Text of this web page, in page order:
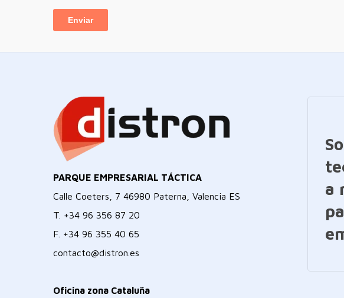
PARQUE EMPRESARIAL TÁCTICA
Calle Coeters, 7 46980 Paterna, Valencia ES
T. +34 96 356 87 20
F. +34 96 355 40 65
contacto@distron.es
Oficina zona Cataluña
a